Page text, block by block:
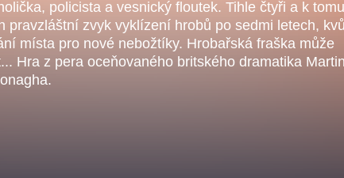
policista a vesnický floutek. Tihle čtyři a k tomu
pravzláštní zvyk vyklízení hrobů po sedmi letech,
místa pro nové nebožtíky. Hrobařská fraška může
Hra z pera oceňovaného britského dramatika
Agentura 44, s.r.o.
s.r.o.